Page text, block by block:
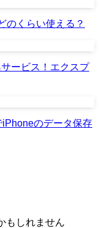
のくらい使える？
ービス！エクスプ
のデータ保存
もしれません